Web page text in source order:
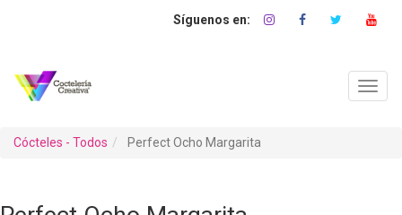
Cócteles - Todos Perfect Ocho Margarita